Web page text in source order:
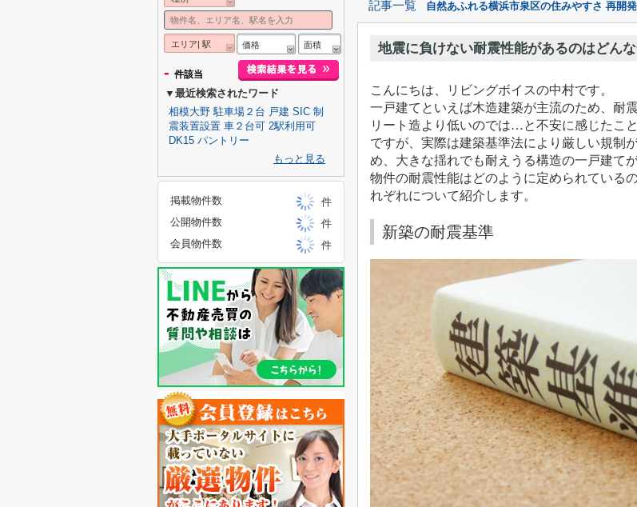
記事一覧 自然あふれる横浜市泉区の住みやすさ 再開
地震に負けない耐震性能があるのはどん
こんにちは、リビングボイスの中村です。
一戸建てといえば木造建築が主流のため、耐
リート造より低いのでは…と不安に感じたこ
ですが、実際は建築基準法により厳しい規制
め、大きな揺れでも耐えうる構造の一戸建て
物件の耐震性能はどのように定められている
れぞれについて紹介します。
新築の耐震基準
エリア| 駅 価格 面積
- 件該当
▼最近検索されたワード
相模大野 駐車場２台 戸建 SIC 制
震装置設置 車２台可 2駅利用可
DK15 パントリー
もっと見る
掲載物件数
件
公開物件数
件
会員物件数
件